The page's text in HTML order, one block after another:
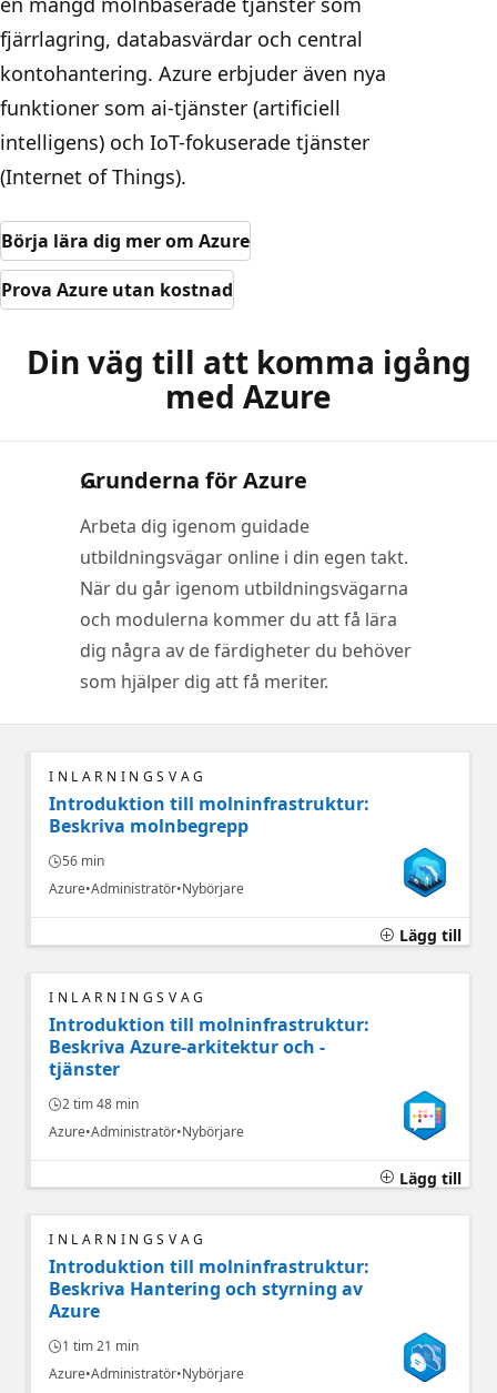
fjärrlagring, databasvärdar och central
kontohantering. Azure erbjuder även nya
funktioner som ai-tjänster (artificiell
intelligens) och IoT-fokuserade tjänster
(Internet of Things).
Börja lära dig mer om Azure
Prova Azure utan kostnad
Din väg till att komma igång
med Azure
Grunderna för Azure
Arbeta dig igenom guidade
utbildningsvägar online i din egen takt.
När du går igenom utbildningsvägarna
och modulerna kommer du att få lära
dig några av de färdigheter du behöver
som hjälper dig att få meriter.
INLÄRNINGSVÄG
Introduktion till molninfrastruktur:
Beskriva molnbegrepp
56 min
Azure Administratör Nybörjare
Lägg till
INLÄRNINGSVÄG
Introduktion till molninfrastruktur:
Beskriva Azure-arkitektur och -
tjänster
2 tim 48 min
Azure Administratör Nybörjare
Lägg till
INLÄRNINGSVÄG
Introduktion till molninfrastruktur:
Beskriva Hantering och styrning av
Azure
1 tim 21 min
Azure Administratör Nybörjare